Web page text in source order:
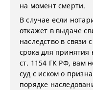
на момент смерти.
В случае если
откажет в выдаче
наследство в связи
срока для принятия
ст. 1154 ГК РФ, вам
суд с иском о
порядке